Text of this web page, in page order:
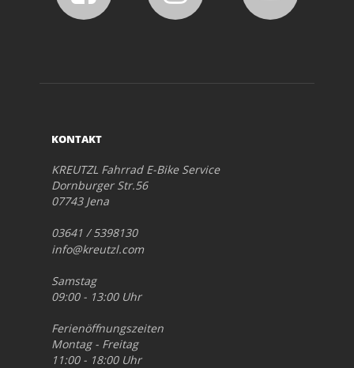
KONTAKT
KREUTZL Fahrrad E-Bike Service
Dornburger Str.56
07743 Jena
03641 / 5398130
info@kreutzl.com
Samstag
09:00 - 13:00 Uhr
Ferienöffnungszeiten
Montag - Freitag
11:00 - 18:00 Uhr